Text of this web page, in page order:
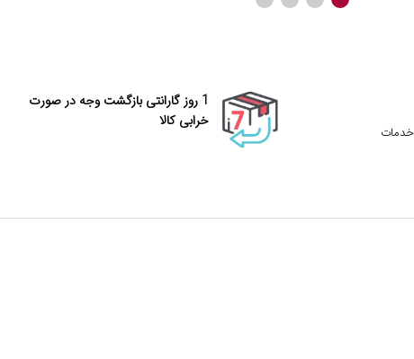
1 روز گارانتی بازگشت وجه در صورت
خرابی کالا